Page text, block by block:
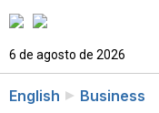
6 de agosto de 2026
English Business